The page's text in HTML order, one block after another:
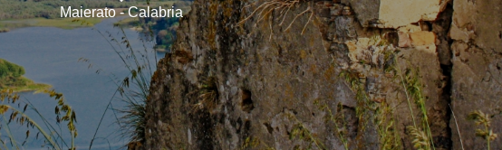
Maierato - Calabria